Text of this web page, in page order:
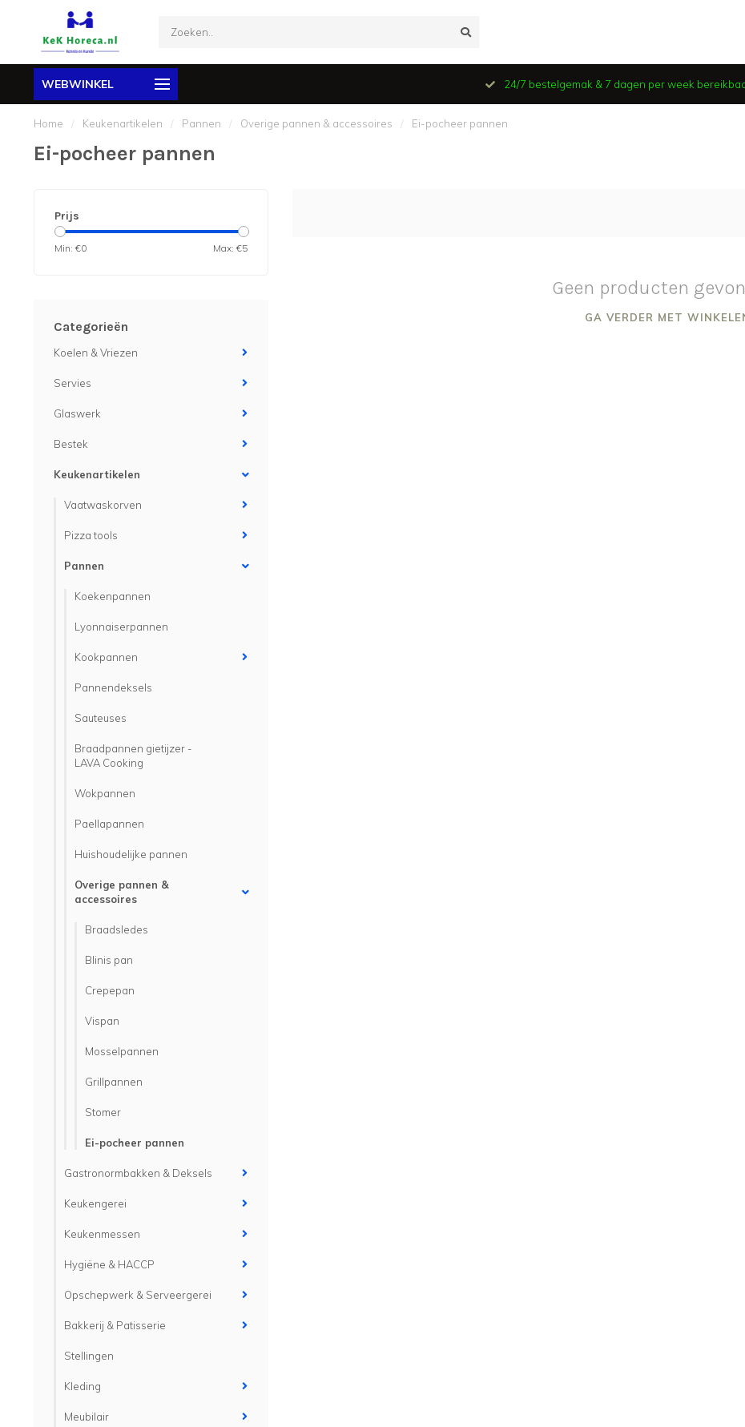
WEBWINKEL 24/7 bestelgemak & 7 dagen per week
Home / Keukenartikelen / Pannen / Overige pannen & accessoires / Ei-pocheer pannen
Ei-pocheer pannen
Prijs
Min: €0 Max: €5
Categorieën
Koelen & Vriezen
Servies
Glaswerk
Bestek
Keukenartikelen
Vaatwaskorven
Pizza tools
Pannen
Koekenpannen
Lyonnaiserpannen
Kookpannen
Pannendeksels
Sauteuses
Braadpannen gietijzer -
LAVA Cooking
Wokpannen
Paellapannen
Huishoudelijke pannen
Overige pannen &
accessoires
Braadsledes
Blinis pan
Crepepan
Vispan
Mosselpannen
Grillpannen
Stomer
Ei-pocheer pannen
Gastronormbakken & Deksels
Keukengerei
Keukenmessen
Hygiëne & HACCP
Opschepwerk & Serveergerei
Bakkerij & Patisserie
Stellingen
Kleding
Meubilair
Geen producten
GA VERDER MET